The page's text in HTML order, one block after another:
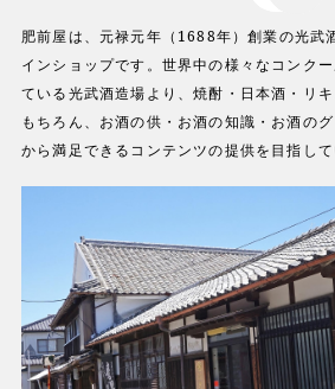
肥前屋は、元禄元年（1688年）創業の光武
インショップです。世界中の様々なコンク
ている光武酒造場より、焼酎・日本酒・リ
もちろん、お酒の供・お酒の知識・お酒の
から満足できるコンテンツの提供を目指して